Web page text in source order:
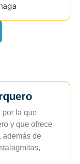
por la que
y que ofrece
además de